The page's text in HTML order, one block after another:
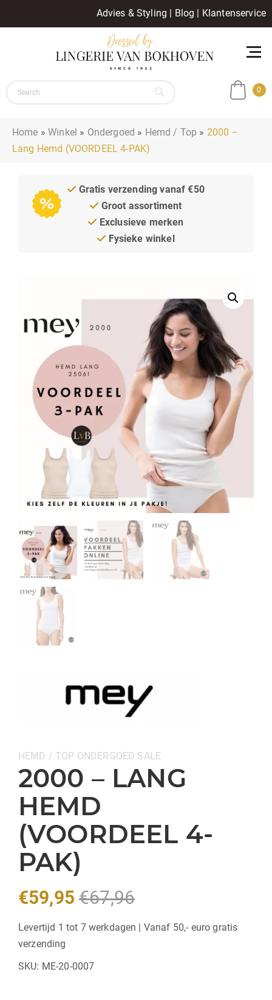
Advies & Styling | Blog | Klantenservice
0
Home »Winkel » Ondergoed » Hemd / Top » 2000 –
Lang Hemd (VOORDEEL 4-PAK)
Gratis verzending vanaf €50
Groot assortiment
Exclusieve merken
Fysieke winkel
Categorieën:
HEMD / TOP ONDERGOED SALE
2000 – LANG
HEMD
(VOORDEEL 4-
PAK)
€59,95 €67,96
Levertijd 1 tot 7 werkdagen | Vanaf 50,- euro gratis
verzending
SKU: ME-20-0007